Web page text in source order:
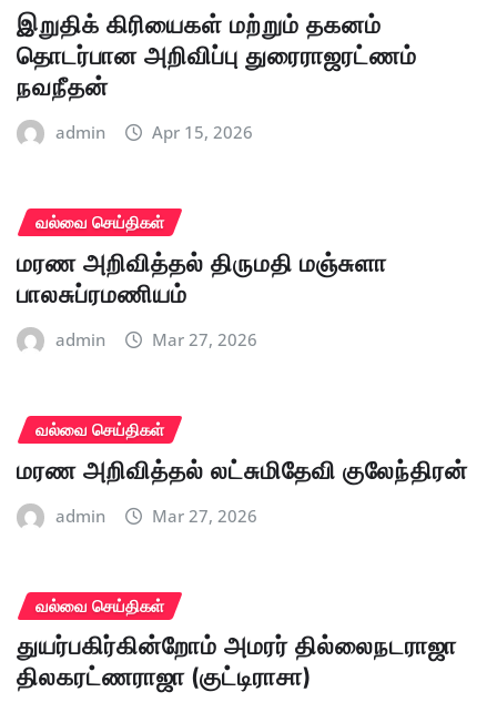
இறுதிக் கிரியைகள் மற்றும் தகனம்
தொடர்பான அறிவிப்பு துரைராஜரட்ணம்
நவநீதன்
admin Apr 15, 2026
வல்வை செய்திகள்
மரண அறிவித்தல் திருமதி மஞ்சுளா
பாலசுப்ரமணியம்
admin Mar 27, 2026
வல்வை செய்திகள்
மரண அறிவித்தல் லட்சுமிதேவி குலேந்திரன்
admin Mar 27, 2026
வல்வை செய்திகள்
துயர்பகிர்கின்றோம் அமரர் தில்லைநடராஜா
திலகரட்ணராஜா (குட்டிராசா)